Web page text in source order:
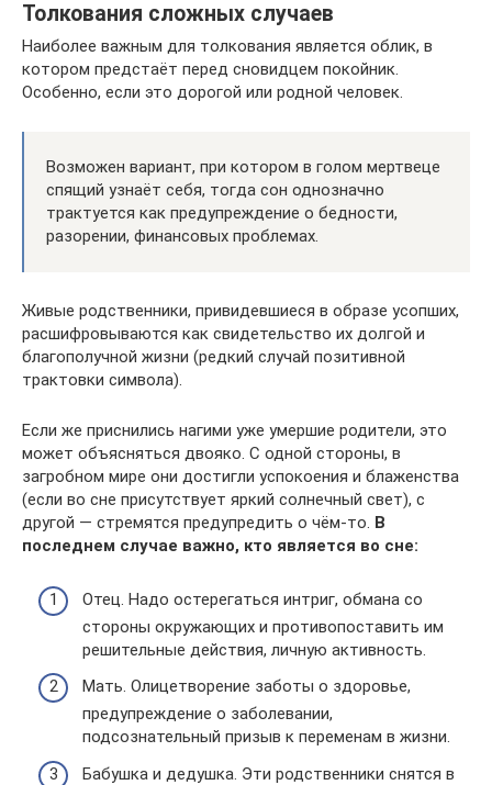
Толкования сложных случаев
Наиболее важным для толкования является облик, в
котором предстаёт перед сновидцем покойник.
Особенно, если это дорогой или родной человек.
Возможен вариант, при котором в голом мертвеце
спящий узнаёт себя, тогда сон однозначно
трактуется как предупреждение о бедности,
разорении, финансовых проблемах.
Живые родственники, привидевшиеся в образе усопших,
расшифровываются как свидетельство их долгой и
благополучной жизни (редкий случай позитивной
трактовки символа).
Если же приснились нагими уже умершие родители, это
может объясняться двояко. С одной стороны, в
загробном мире они достигли успокоения и блаженства
(если во сне присутствует яркий солнечный свет), с
другой — стремятся предупредить о чём-то. В
последнем случае важно, кто является во сне:
Отец. Надо остерегаться интриг, обмана со
стороны окружающих и противопоставить им
решительные действия, личную активность.
Мать. Олицетворение заботы о здоровье,
предупреждение о заболевании,
подсознательный призыв к переменам в жизни.
Бабушка и дедушка. Эти родственники снятся в